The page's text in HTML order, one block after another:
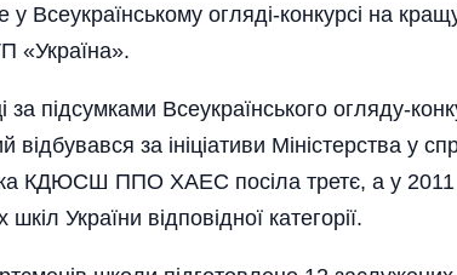
у Всеукраїн­ському огляді-конкур­сі на
«Україна».
за підсумками Всеукраїнського огляду-
відбувався за ініціативи Міністерства у
КДЮСШ ППО ХАЕС посіла третє, а у 2011
України відповідної категорії.